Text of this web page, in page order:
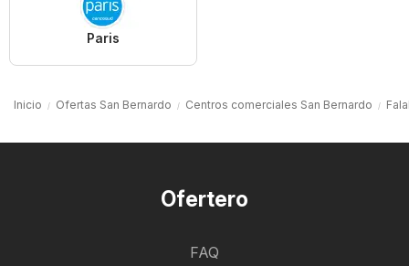
Paris
Inicio Ofertas San Bernardo Centros comerciales San Bernardo
Ofertero
FAQ